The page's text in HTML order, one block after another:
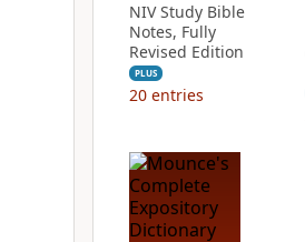
NIV Study Bible
Notes, Fully
Revised Edition
PLUS
20 entries